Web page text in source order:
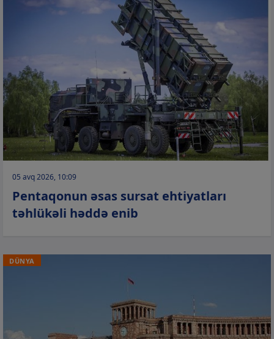
05 avq 2026, 10:09
Pentaqonun əsas sursat ehtiyatları
təhlükəli həddə enib
DÜNYA